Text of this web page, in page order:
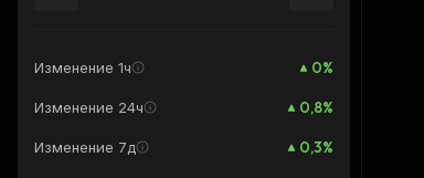
Изменение 1ч 0%
Изменение 24ч 0,8%
Изменение 7д 0,3%